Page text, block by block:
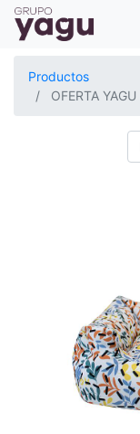
Productos
OFERTA